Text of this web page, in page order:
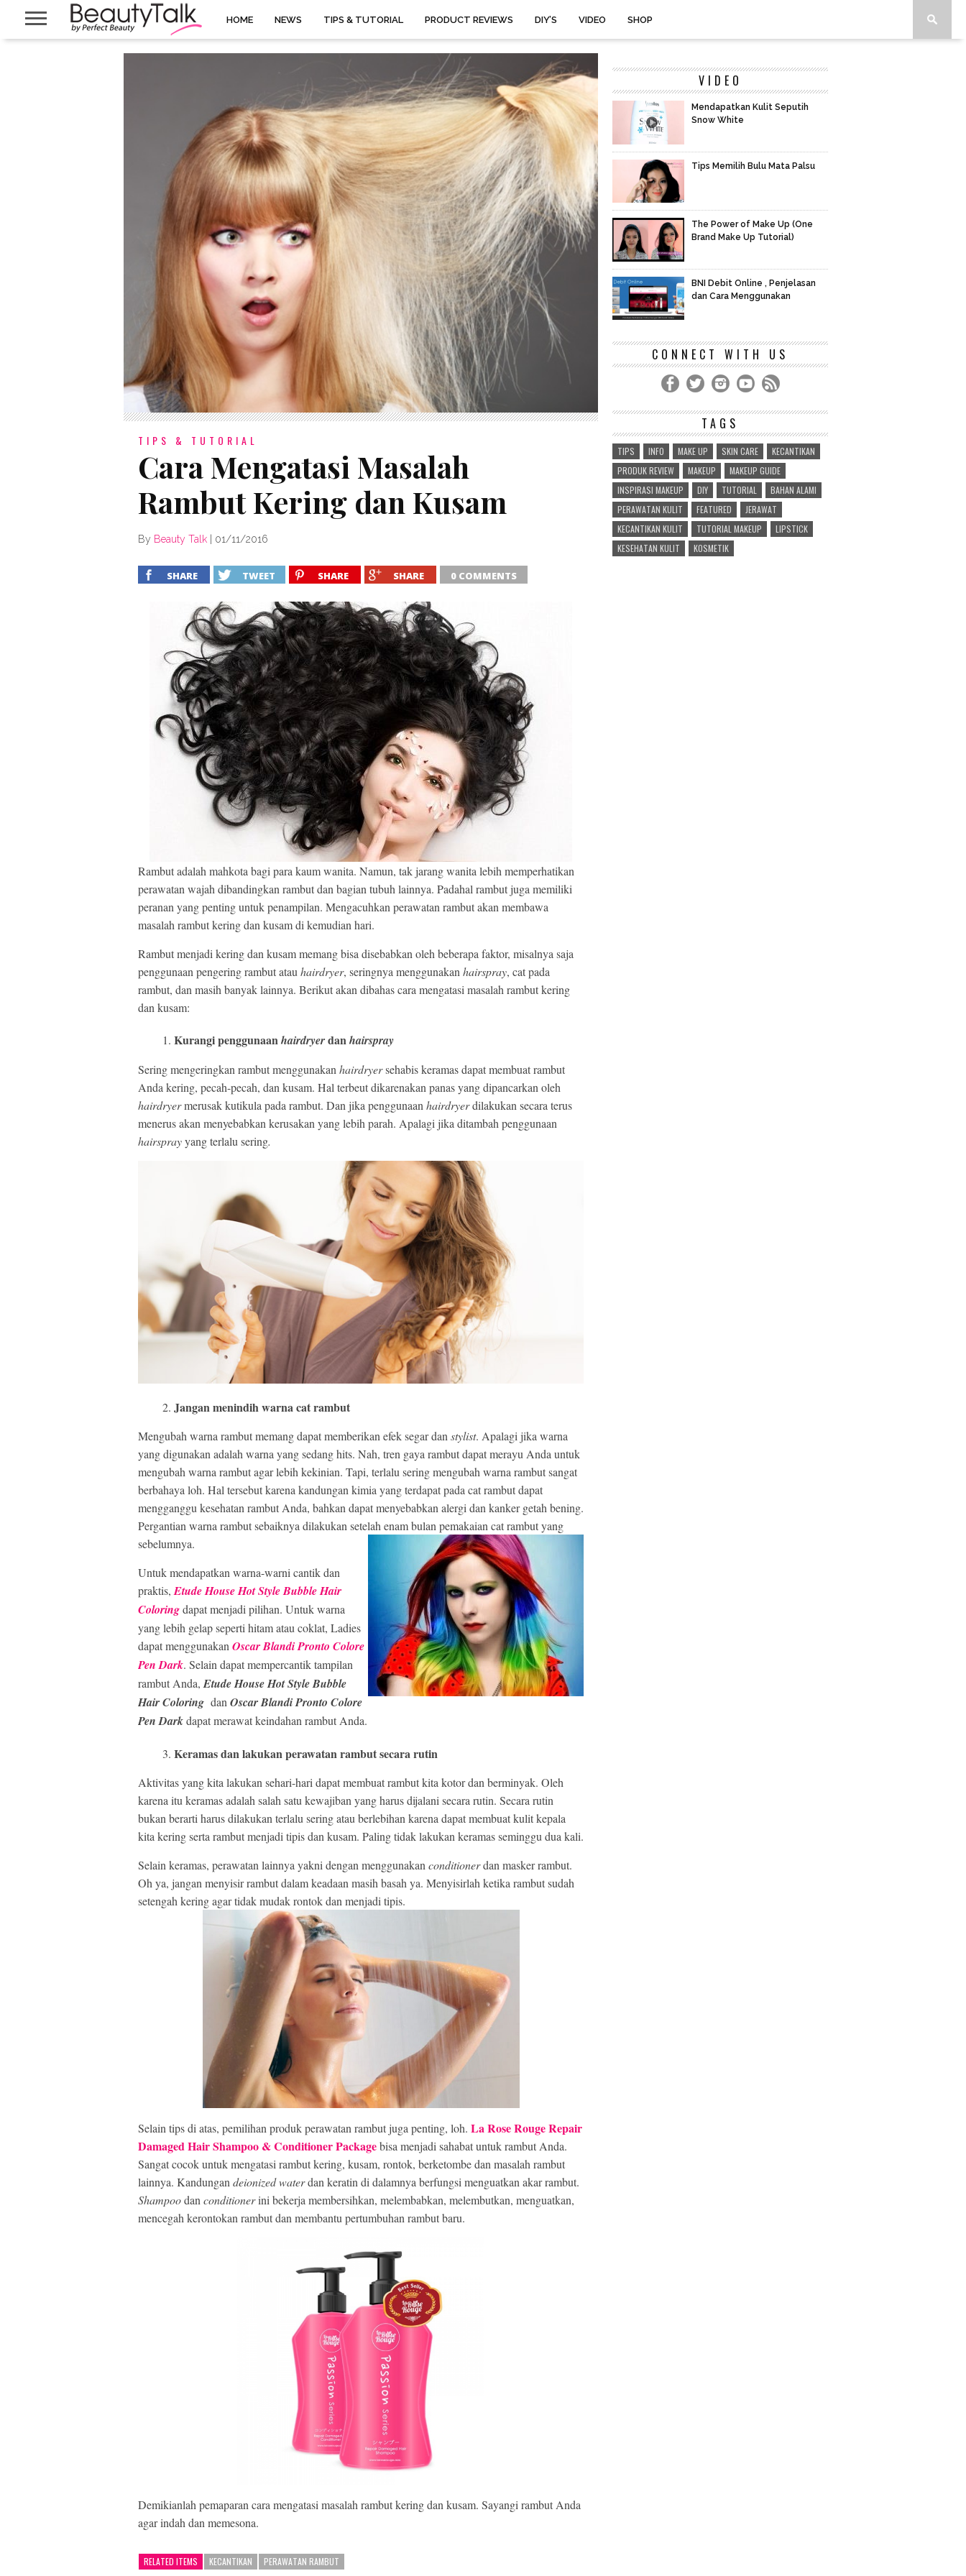
HOME NEWS TIPS & TUTORIAL PRODUCT REVIEWS DIY’S VIDEO SHOP
TIPS & TUTORIAL
Cara Mengatasi Masalah
Rambut Kering dan Kusam
By Beauty Talk 01/11/2016
SHARE TWEET SHARE SHARE 0 COMMENTS
Rambut adalah mahkota bagi para kaum wanita. Namun, tak jarang wanita lebih memperhatikan
perawatan wajah dibandingkan rambut dan bagian tubuh lainnya. Padahal rambut juga memiliki
peranan yang penting untuk penampilan. Mengacuhkan perawatan rambut akan membawa
masalah rambut kering dan kusam di kemudian hari.
Rambut menjadi kering dan kusam memang bisa disebabkan oleh beberapa faktor, misalnya saja
penggunaan pengering rambut atauhairdryer, seringnya menggunakanhairspray, cat pada
rambut, dan masih banyak lainnya. Berikut akan dibahas cara mengatasi masalah rambut kering
dan kusam:
Kurangi penggunaanhairdryerdanhairspray
Sering mengeringkan rambut menggunakanhairdryersehabis keramas dapat membuat rambut
Anda kering, pecah-pecah, dan kusam. Hal terbeut dikarenakan panas yang dipancarkan oleh
hairdryermerusak kutikula pada rambut. Dan jika penggunaanhairdryerdilakukan secara terus
menerus akan menyebabkan kerusakan yang lebih parah. Apalagi jika ditambah penggunaan
hairsprayyang terlalu sering.
Jangan menindih warna cat rambut
Mengubah warna rambut memang dapat memberikan efek segar danstylist. Apalagi jika warna
yang digunakan adalah warna yang sedang hits. Nah, tren gaya rambut dapat merayu Anda untuk
mengubah warna rambut agar lebih kekinian. Tapi, terlalu sering mengubah warna rambut sangat
berbahaya loh. Hal tersebut karena kandungan kimia yang terdapat pada cat rambut dapat
mengganggu kesehatan rambut Anda, bahkan dapat menyebabkan alergi dan kanker getah bening.
Pergantian warna rambut sebaiknya dilakukan setelah enam bulan pemakaian catrambut yang
sebelumnya.
Untuk mendapatkan warna-warni cantik dan
praktis,Etude House Hot Style Bubble Hair
Coloringdapat menjadi pilihan. Untuk warna
yang lebih gelap seperti hitam atau coklat, Ladies
dapat menggunakanOscar Blandi Pronto Colore
Pen Dark. Selain dapat mempercantik tampilan
rambut Anda,Etude House Hot Style Bubble
Hair Coloring danOscar Blandi Pronto Colore
Pen Darkdapat merawat keindahan rambut Anda.
Keramas dan lakukan perawatan rambut secara rutin
Aktivitas yang kita lakukan sehari-hari dapat membuat rambut kita kotor dan berminyak. Oleh
karena itu keramas adalah salah satu kewajiban yang harus dijalani secara rutin. Secara rutin
bukan berarti harus dilakukan terlalu sering atau berlebihan karena dapat membuat kulit kepala
kita kering serta rambut menjadi tipis dan kusam. Paling tidak lakukan keramas seminggu dua kali.
Selain keramas, perawatan lainnya yakni dengan menggunakanconditionerdan masker rambut.
Oh ya, jangan menyisir rambut dalam keadaan masih basah ya. Menyisirlah ketika rambut sudah
setengah kering agar tidak mudak rontok dan menjadi tipis.
Selain tips di atas, pemilihan produk perawatan rambut juga penting, loh. La Rose Rouge Repair
Damaged Hair Shampoo & Conditioner Packagebisa menjadi sahabat untuk rambut Anda.
Sangat cocok untuk mengatasi rambut kering, kusam, rontok, berketombe dan masalah rambut
lainnya. Kandungan deionized waterdan keratin di dalamnya berfungsi menguatkan akar rambut.
Shampoodan conditionerini bekerja membersihkan, melembabkan, melembutkan, menguatkan,
mencegah kerontokan rambut dan membantu pertumbuhan rambut baru.
Demikianlah pemaparan cara mengatasi masalah rambut kering dan kusam. Sayangi rambut Anda
agar indah dan memesona.
RELATED ITEMS KECANTIKAN PERAWATAN RAMBUT
VIDEO
Mendapatkan Kulit Seputih
Snow White
Tips Memilih Bulu Mata Palsu
The Power of Make Up (One
Brand Make Up Tutorial)
BNI Debit Online , Penjelasan
dan Cara Menggunakan
CONNECT WITH US
TAGS
TIPS INFO MAKE UP SKIN CARE
KECANTIKAN
PRODUK REVIEW
MAKEUP
MAKEUP GUIDE
INSPIRASI MAKEUP
DIY TUTORIAL
BAHAN ALAMI
PERAWATAN KULIT
FEATURED
JERAWAT
KECANTIKAN KULIT
TUTORIAL MAKEUP
LIPSTICK
KESEHATAN KULIT
KOSMETIK